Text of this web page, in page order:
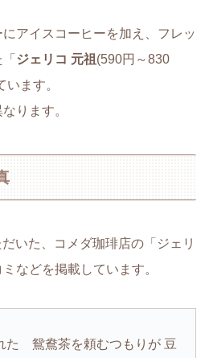
アイスコーヒーを加え、フレッ
ジェリコ 元祖 (590円～830
ます。
ります。
いた、コメダ珈琲店の「ジェリ
などを掲載しています。
た 鴛鴦茶を頼むつもりが 豆